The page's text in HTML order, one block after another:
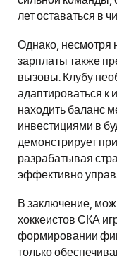
лет оставаться в
Однако, несмотря
зарплаты также
вызовы. Клубу
адаптироваться
находить баланс
инвестициями в
демонстрирует
разрабатывая
эффективно
В заключение,
хоккеистов СКА
формировании
только